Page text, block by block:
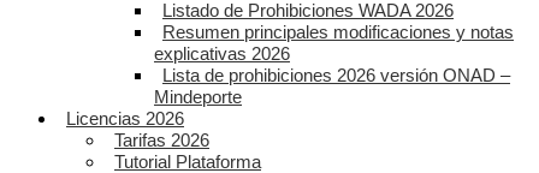
Listado de Prohibiciones WADA 2026
Resumen principales modificaciones y notas
explicativas 2026
Lista de prohibiciones 2026 versión ONAD –
Mindeporte
Licencias 2026
Tarifas 2026
Tutorial Plataforma